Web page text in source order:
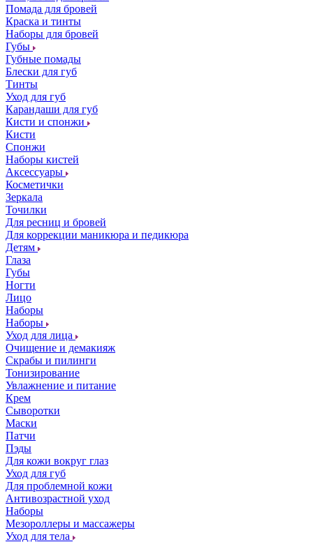
Помада для бровей
Краска и тинты
Наборы для бровей
Губы
Губные помады
Блески для губ
Тинты
Уход для губ
Карандаши для губ
Кисти и спонжи
Кисти
Спонжи
Наборы кистей
Аксессуары
Косметички
Зеркала
Точилки
Для ресниц и бровей
Для коррекции маникюра и педикюра
Детям
Глаза
Губы
Ногти
Лицо
Наборы
Наборы
Уход для лица
Очищение и демакияж
Скрабы и пилинги
Тонизирование
Увлажнение и питание
Крем
Сыворотки
Маски
Патчи
Пэды
Для кожи вокруг глаз
Уход для губ
Для проблемной кожи
Антивозрастной уход
Наборы
Мезороллеры и массажеры
Уход для тела